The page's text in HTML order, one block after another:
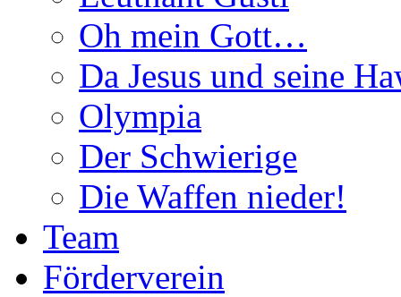
Oh mein Gott…
Da Jesus und seine
Olympia
Der Schwierige
Die Waffen nieder!
Team
Förderverein